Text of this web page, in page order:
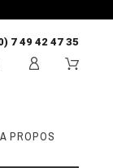
7 49 42 47 35
A PROPOS